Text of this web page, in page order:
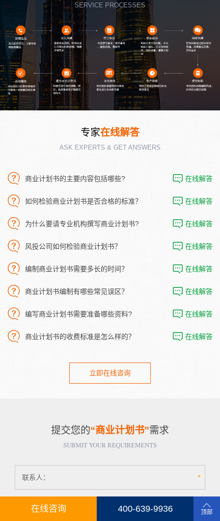
SERVICE PROCESSES
专家在线解答
ASK EXPERTS & GET ANSWERS
商业计划书的主要内容包括哪些? 在线解答
如何检验商业计划书是否合格的标准？ 在线解答
为什么要请专业机构撰写商业计划书? 在线解答
风投公司如何检验商业计划书？ 在线解答
编制商业计划书需要多长的时间？ 在线解答
商业计划书编制有哪些常见误区？ 在线解答
编写商业计划书需要准备哪些资料? 在线解答
商业计划书的收费标准是怎么样的？ 在线解答
立即在线咨询
提交您的“商业计划书”需求
SUBMIT YOUR REQUIREMENTS
联系人： *
职务：
在线咨询 400-639-9936 顶部